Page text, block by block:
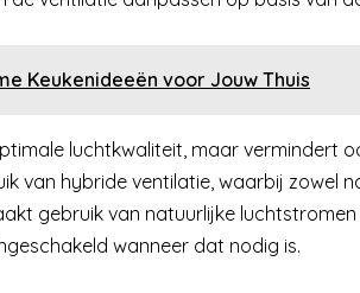
Keukenideeën voor Jouw Thuis
luchtkwaliteit, maar vermindert
van hybride ventilatie, waarbij zowel
gebruik van natuurlijke
wanneer dat nodig is.